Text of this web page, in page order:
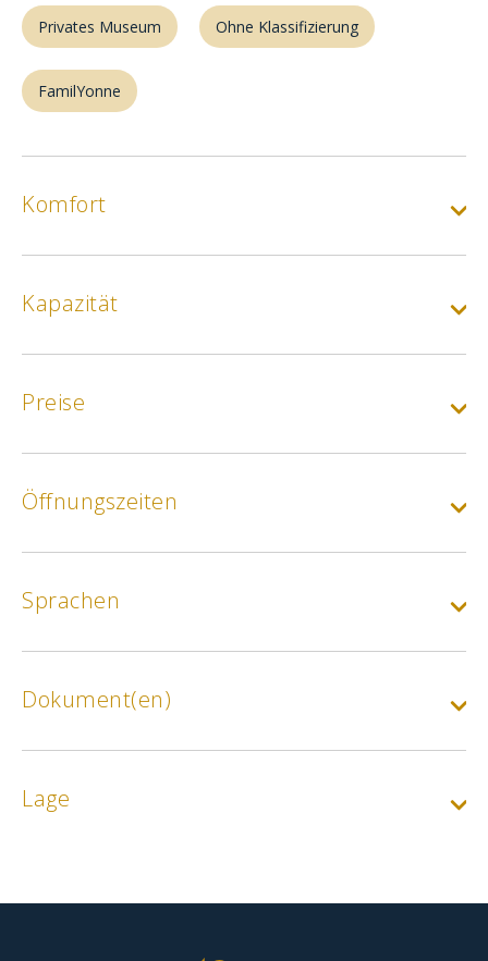
Privates Museum Ohne Klassifizierung
FamilYonne
Komfort
Kapazität
Preise
Normalpreis für Erwachsene
Öffnungszeiten
Sprachen
Dokument(en)
Lage